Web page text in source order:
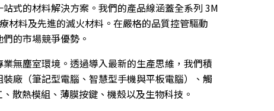
式的材料解決方案。我們的產品線涵蓋全系列 3M
材料及先進的滅火材料。在嚴格的品質控管驅動
的市場競爭優勢。
無塵室環境。透過導入最新的生產思維，我們積
廠（筆記型電腦、智慧型手機與平板電腦）、觸
散熱模組、薄膜按鍵、機殼以及生物科技。